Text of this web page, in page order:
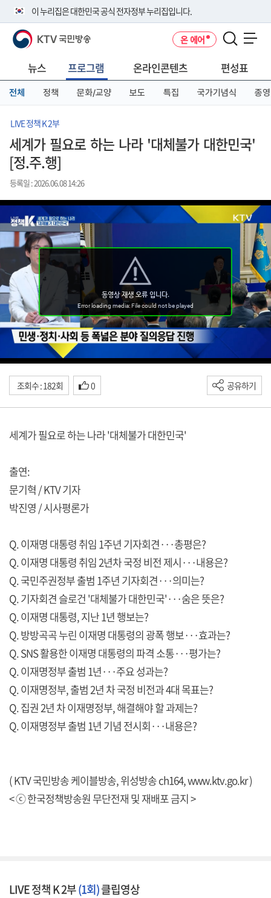
이 누리집은 대한민국 공식 전자정부 누리집입니다.
공식 누리집 주소 확인하기
니다.
이밖에 or.kr 또는 .kr등 다른 도메인 주소를 사용하고 있다면 아래 URL에
서 도메인 주소를 확인해 보세요
KTV 국민방송 온 에어
뉴스 프로그램 온라인콘텐츠 편성표
전체 정책 문화/교양 보도 특집 국가기념식 종영
LIVE 정책 K 2부
세계가 필요로 하는 나라 '대체불가 대한민국'
[정.주.행]
등록일 : 2026.06.08 14:26
조회수 : 182회 0 공유하기
세계가 필요로 하는 나라 '대체불가 대한민국'
출연:
문기혁 / KTV 기자
박진영 / 시사평론가
Q. 이재명 대통령 취임 1주년 기자회견···총평은?
Q. 이재명 대통령 취임 2년차 국정 비전 제시···내용은?
Q. 국민주권정부 출범 1주년 기자회견···의미는?
Q. 기자회견 슬로건 '대체불가 대한민국'···숨은 뜻은?
Q. 이재명 대통령, 지난 1년 행보는?
Q. 방방곡곡 누린 이재명 대통령의 광폭 행보···효과는?
Q. SNS 활용한 이재명 대통령의 파격 소통···평가는?
Q. 이재명정부 출범 1년···주요 성과는?
Q. 이재명정부, 출범 2년 차 국정 비전과 4대 목표는?
Q. 집권 2년 차 이재명정부, 해결해야 할 과제는?
Q. 이재명정부 출범 1년 기념 전시회···내용은?
( KTV 국민방송 케이블방송, 위성방송 ch164,www.ktv.go.kr)
< ⓒ 한국정책방송원 무단전재 및 재배포 금지 >
LIVE 정책 K 2부(1회)클립영상